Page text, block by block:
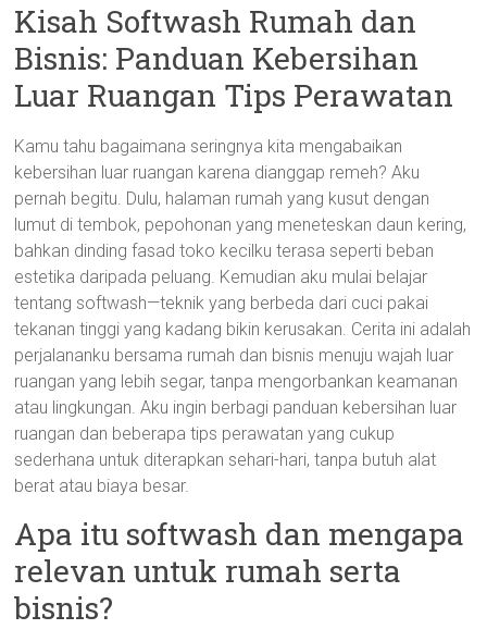
Kisah Softwash Rumah dan
Bisnis: Panduan Kebersihan
Luar Ruangan Tips Perawatan
Kamu tahu bagaimana seringnya kita mengabaikan
kebersihan luar ruangan karena dianggap remeh? Aku
pernah begitu. Dulu, halaman rumah yang kusut dengan
lumut di tembok, pepohonan yang meneteskan daun kering,
bahkan dinding fasad toko kecilku terasa seperti beban
estetika daripada peluang. Kemudian aku mulai belajar
tentang softwash—teknik yang berbeda dari cuci pakai
tekanan tinggi yang kadang bikin kerusakan. Cerita ini adalah
perjalananku bersama rumah dan bisnis menuju wajah luar
ruangan yang lebih segar, tanpa mengorbankan keamanan
atau lingkungan. Aku ingin berbagi panduan kebersihan luar
ruangan dan beberapa tips perawatan yang cukup
sederhana untuk diterapkan sehari-hari, tanpa butuh alat
berat atau biaya besar.
Apa itu softwash dan mengapa
relevan untuk rumah serta
bisnis?